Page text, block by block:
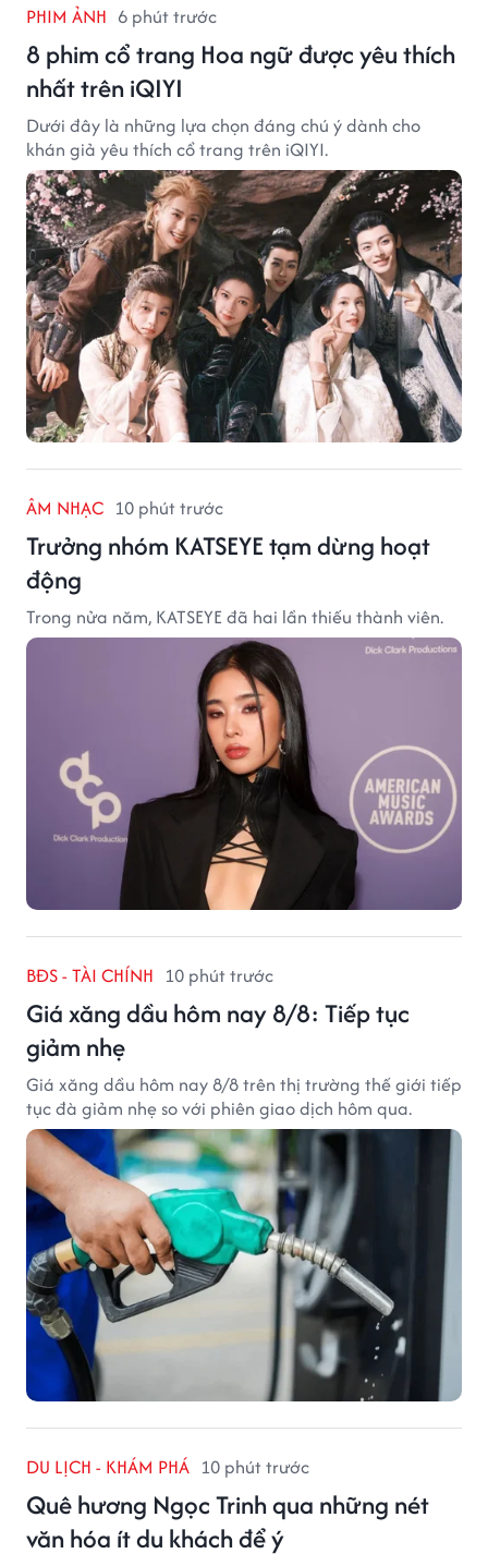
PHIM ẢNH 6 phút trước
8 phim cổ trang Hoa ngữ được yêu thích
nhất trên iQIYI
Dưới đây là những lựa chọn đáng chú ý dành cho
khán giả yêu thích cổ trang trên iQIYI.
ÂM NHẠC 10 phút trước
Trưởng nhóm KATSEYE tạm dừng hoạt
động
Trong nửa năm, KATSEYE đã hai lần thiếu thành viên.
BĐS - TÀI CHÍNH 10 phút trước
Giá xăng dầu hôm nay 8/8: Tiếp tục
giảm nhẹ
Giá xăng dầu hôm nay 8/8 trên thị trường thế giới tiếp
tục đà giảm nhẹ so với phiên giao dịch hôm qua.
DU LỊCH - KHÁM PHÁ 10 phút trước
Quê hương Ngọc Trinh qua những nét
văn hóa ít du khách để ý